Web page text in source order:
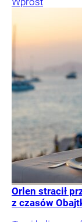
Orlen stracił
z czasów